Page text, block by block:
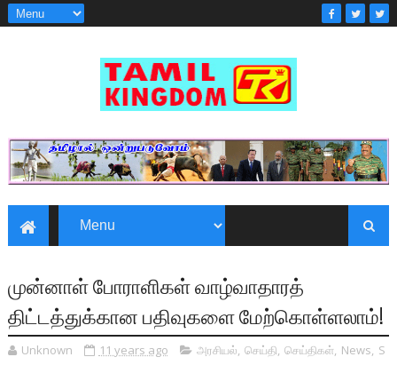
முன்னாள் போராளிகள் வாழ்வாதாரத்
திட்டத்துக்கான பதிவுகளை மேற்கொள்ளலாம்!
Unknown 11 years ago அரசியல், செய்தி, செய்திகள், News, S